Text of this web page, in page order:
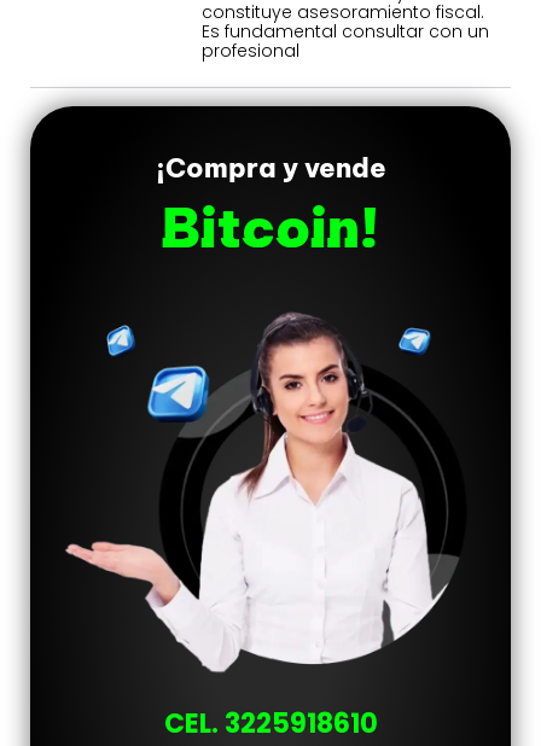
constituye asesoramiento fiscal.
Es fundamental consultar con un
profesional
¡Compra y vende
Bitcoin!
CEL. 3225918610